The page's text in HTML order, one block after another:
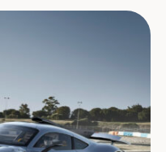
voor rijke sjeiks en